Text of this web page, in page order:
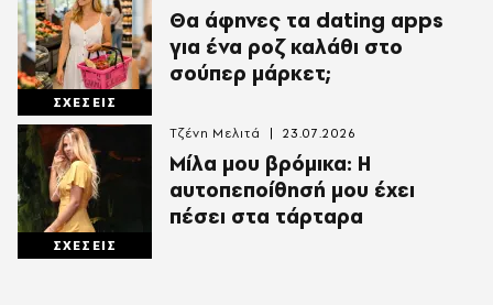
ΣΧΕΣΕΙΣ
Θα άφηνες τα dating apps
για ένα ροζ καλάθι στο
σούπερ μάρκετ;
ΣΧΕΣΕΙΣ
Μίλα μου βρόμικα: Η
αυτοπεποίθησή μου έχει
πέσει στα τάρταρα
Τζένη Μελιτά 23.07.2026